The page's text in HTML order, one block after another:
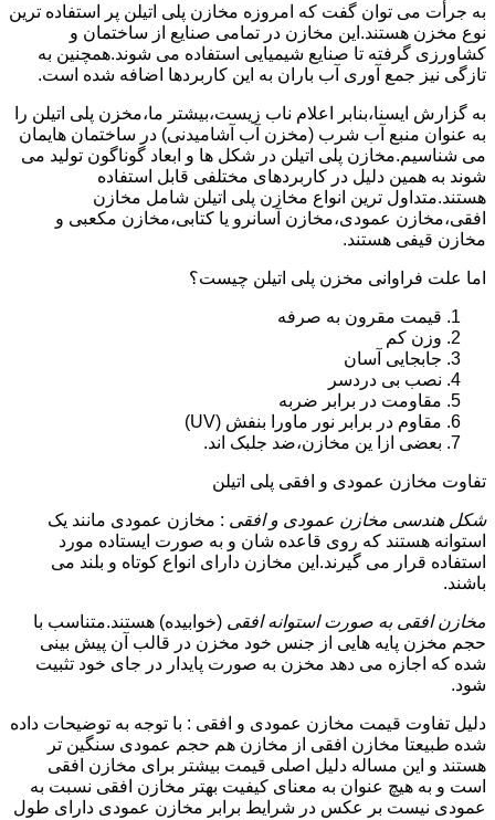
به جرأت می توان گفت که امروزه مخازن پلی اتیلن پر استفاده ترین
نوع مخزن هستند.این مخازن در تمامی صنایع از ساختمان و
کشاورزی گرفته تا صنایع شیمیایی استفاده می شوند.همچنین به
تازگی نیز جمع آوری آب باران به این کاربردها اضافه شده است.
به گزارش ایسنا،بنابر اعلام ناب زیست،بیشتر ما،مخزن پلی اتیلن را
به عنوان منبع آب شرب (مخزن آب آشامیدنی) در ساختمان هایمان
می شناسیم.مخازن پلی اتیلن در شکل ها و ابعاد گوناگون تولید می
شوند به همین دلیل در کاربردهای مختلفی قابل استفاده
هستند.متداول ترین انواع مخازن پلی اتیلن شامل مخازن
افقی،مخازن عمودی،مخازن آسانرو یا کتابی،مخازن مکعبی و
مخازن قیفی هستند.
اما علت فراوانی مخزن پلی اتیلن چیست؟
قیمت مقرون به صرفه
وزن کم
جابجایی آسان
نصب بی دردسر
مقاومت در برابر ضربه
مقاوم در برابر نور ماورا بنفش (UV)
بعضی ازا ین مخازن،ضد جلبک اند.
تفاوت مخازن عمودی و افقی پلی اتیلن
شکل هندسی مخازن عمودی و افقی : مخازن عمودی مانند یک
استوانه هستند که روی قاعده شان و به صورت ایستاده مورد
استفاده قرار می گیرند.این مخازن دارای انواع کوتاه و بلند می
باشند.
مخازن افقی به صورت استوانه افقی (خوابیده) هستند.متناسب با
حجم مخزن پایه هایی از جنس خود مخزن در قالب آن پیش بینی
شده که اجازه می دهد مخزن به صورت پایدار در جای خود تثبیت
شود.
دلیل تفاوت قیمت مخازن عمودی و افقی : با توجه به توضیحات داده
شده طبیعتا مخازن افقی از مخازن هم حجم عمودی سنگین تر
هستند و این مساله دلیل اصلی قیمت بیشتر برای مخازن افقی
است و به هیچ عنوان به معنای کیفیت بهتر مخازن افقی نسبت به
عمودی نیست بر عکس در شرایط برابر مخازن عمودی دارای طول